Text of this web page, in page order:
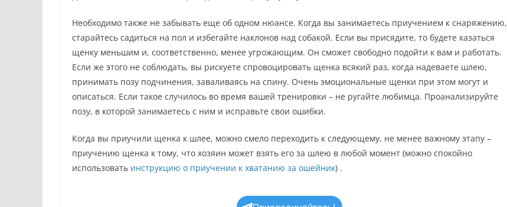
Необходимо также не забывать еще об одном нюансе. Когда вы занимаетесь приучением к снаряжению,
старайтесь садиться на пол и избегайте наклонов над собакой. Если вы присядите, то будете казаться
щенку меньшим и, соответственно, менее угрожающим. Он сможет свободно подойти к вам и работать.
Если же этого не соблюдать, вы рискуете спровоцировать щенка всякий раз, когда надеваете шлею,
принимать позу подчинения, заваливаясь на спину. Очень эмоциональные щенки при этом могут и
описаться. Если такое случилось во время вашей тренировки – не ругайте любимца. Проанализируйте
позу, в которой занимаетесь с ним и исправьте свои ошибки.
Когда вы приучили щенка к шлее, можно смело переходить к следующему, не менее важному этапу –
приучению щенка к тому, что хозяин может взять его за шлею в любой момент (можно спокойно
использовать инструкцию о приучении к хватанию за ошейник) .